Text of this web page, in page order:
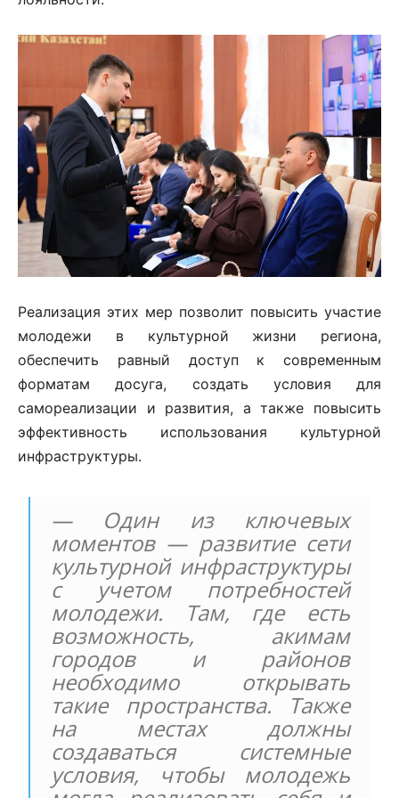
Реализация этих мер позволит повысить участие
молодежи в культурной жизни региона,
обеспечить равный доступ к современным
форматам досуга, создать условия для
самореализации и развития, а также повысить
эффективность использования культурной
инфраструктуры.
— Один из ключевых
моментов — развитие сети
культурной инфраструктуры
с учетом потребностей
молодежи. Там, где есть
возможность, акимам
городов и районов
необходимо открывать
такие пространства. Также
на местах должны
создаваться системные
условия, чтобы молодежь